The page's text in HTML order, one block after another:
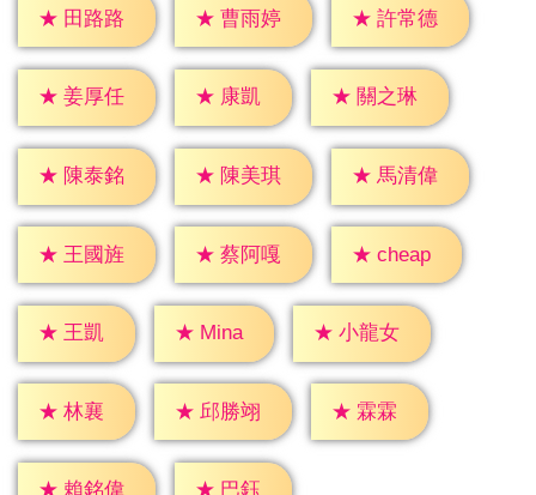
★ 田路路 ★ 曹雨婷 ★ 許常德
★ 姜厚任 ★ 康凱 ★ 關之琳
★ 陳泰銘 ★ 陳美琪 ★ 馬清偉
★ 王國旌 ★ 蔡阿嘎 ★ cheap
★ 王凱 ★ Mina ★ 小龍女
★ 林襄 ★ 邱勝翊 ★ 霖霖
★ 賴銘偉 ★ 巴鈺